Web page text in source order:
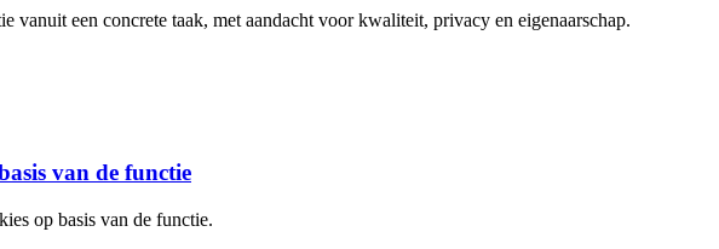
vanuit een concrete taak, met aandacht voor kwaliteit, privacy en eigenaarschap.
van de functie
op basis van de functie.